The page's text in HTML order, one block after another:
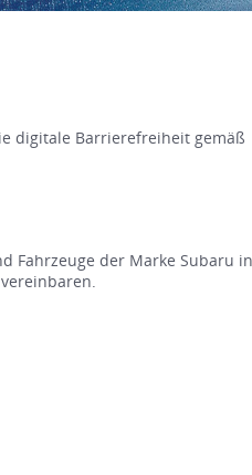
digitale Barrierefreiheit gemäß
Fahrzeuge der Marke Subaru